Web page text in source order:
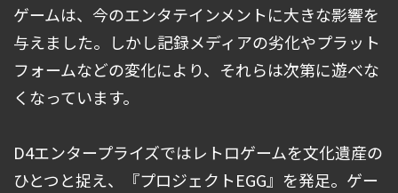
ゲームは、今のエンタテインメントに大きな影響を
与えました。しかし記録メディアの劣化やプラット
フォームなどの変化により、それらは次第に遊べな
くなっています。
D4エンタープライズではレトロゲームを文化遺産の
ひとつと捉え、『プロジェクトEGG』を発足。ゲー